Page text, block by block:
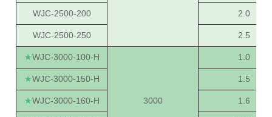
WJC-2500-200 2.0
WJC-2500-250 2.5
★WJC-3000-100-H
3000
1.0
★WJC-3000-150-H 1.5
★WJC-3000-160-H 1.6